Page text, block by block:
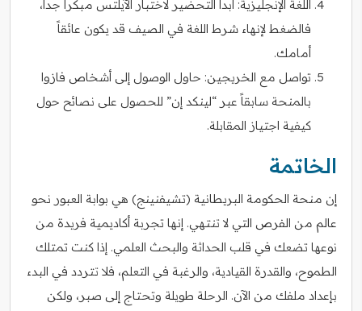
اللغة الإنجليزية: ابدأ التحضير لاختبار الآيلتس مبكراً جداً،
فالضغط لإنهاء شرط اللغة في الصيف قد يكون عائقاً
أمامك.
تواصل مع الخريجين: حاول الوصول إلى أشخاص فازوا
بالمنحة سابقاً عبر “لينكد إن” للحصول على نصائح حول
كيفية اجتياز المقابلة.
الخاتمة
إن منحة الحكومة البريطانية (تشيفنينج) هي بوابة العبور نحو
عالم من الفرص التي لا تنتهي. إنها تجربة أكاديمية فريدة من
نوعها تضعك في قلب الحداثة والبحث العلمي. إذا كنت تمتلك
الطموح، والقدرة القيادية، والرغبة في التعلم، فلا تتردد في البدء
بإعداد ملفك من الآن. الرحلة طويلة وتحتاج إلى صبر، ولكن